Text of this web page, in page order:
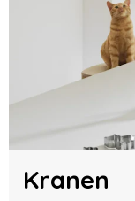
Kranen